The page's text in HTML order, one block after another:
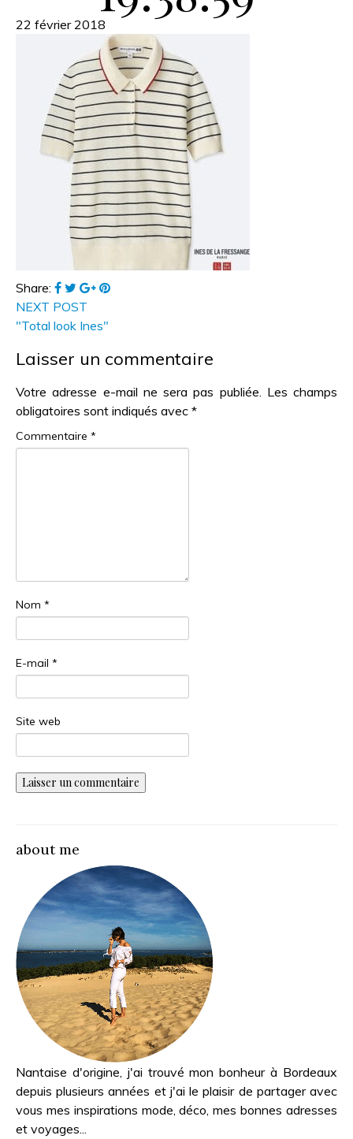
22 février 2018
Share:
NEXT POST
"Total look Ines"
Laisser un commentaire
Votre adresse e-mail ne sera pas publiée. Les champs
obligatoires sont indiqués avec *
Commentaire *
Nom *
E-mail *
Site web
about me
Nantaise d'origine, j'ai trouvé mon bonheur à Bordeaux
depuis plusieurs années et j'ai le plaisir de partager avec
vous mes inspirations mode, déco, mes bonnes adresses
et voyages...